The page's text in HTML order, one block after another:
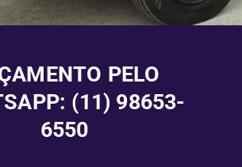
PELO
(11) 98653-
6550